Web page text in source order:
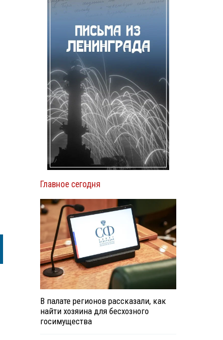
Главное сегодня
В палате регионов рассказали, как
найти хозяина для бесхозного
госимущества